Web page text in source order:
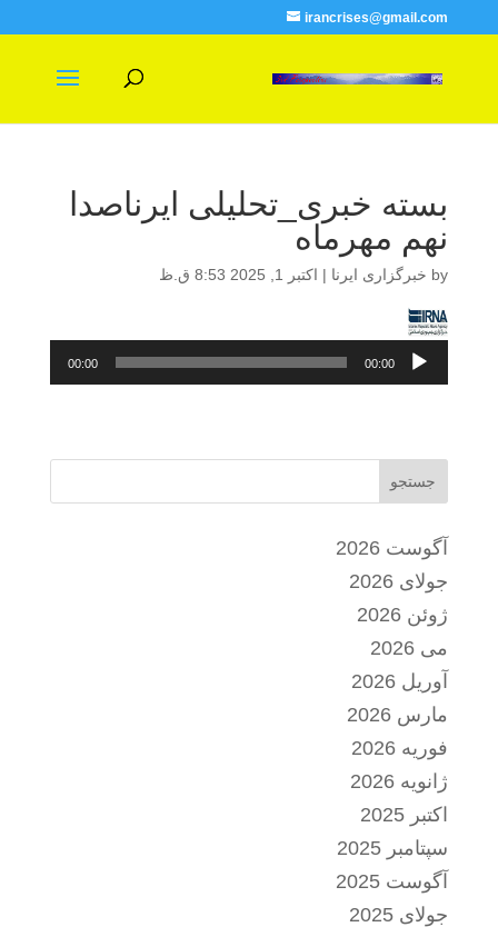
irancrises@gmail.com
بسته خبری_تحلیلی ایرناصدا
نهم مهرماه
by خبرگزاری ایرنا | اکتبر 1, 2025 8:53 ق.ظ
پخش‌کننده
صوت
00:00
00:00
جستجو
آگوست 2026
جولای 2026
ژوئن 2026
می 2026
آوریل 2026
مارس 2026
فوریه 2026
ژانویه 2026
اکتبر 2025
سپتامبر 2025
آگوست 2025
جولای 2025